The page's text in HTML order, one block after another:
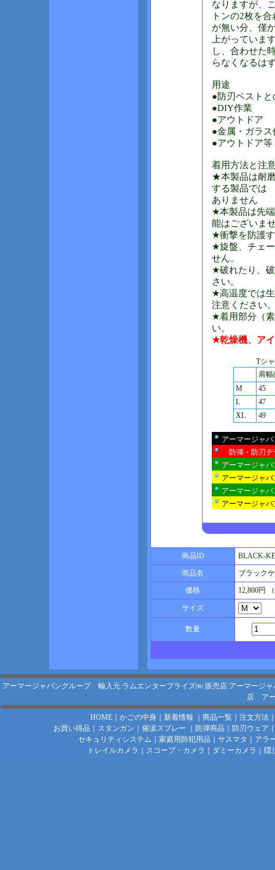
なりますが、
トンの2枚を
が無い分、僅
上がっていま
し、合わせた
らなくなるは
用途
●防刃ベストと
●DIY作業
●アウトドア
●金属・ガラス
●アウトドア等
着用方法と注
★本製品は耐
する製品では
ありません
★本製品は先
能はございま
★衝撃を防護
★旋盤、チェ
せん。
★破れたり、
さい。
★高温度では
注意ください
★着用部分（
い。
★乾燥機、ア
Tシ
肩幅
M
45
L
47
XL
49
アーマージャ
防弾・防刃デ
アーマージャ
アーマージャ
アーマージャ
アーマージャ
商品ID
BLACK-
商品名
ブラック
価格
12,800円
サイズ
数量
アーマージャパングループ 輸入元:ラムエンタープライズ㈱ 販売店:アーマージャ
店
ア
HOME｜ かごの中身｜ 新着情報 商品一覧｜ 注文方法
お買い得品
スタンガン 催涙スプレー 防弾商品 防刃ウェア
セキュリティシステム
家庭用防犯用品 サスマタ
アラ
トレイルカメラ
スコープ・カメラ ダミーカメラ 隠